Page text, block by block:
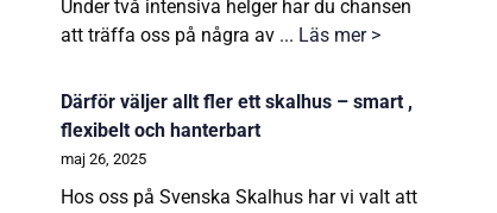
Under två intensiva helger har du chansen
att träffa oss på några av ... Läs mer >
Därför väljer allt fler ett skalhus – smart ,
flexibelt och hanterbart
maj 26, 2025
Hos oss på Svenska Skalhus har vi valt att